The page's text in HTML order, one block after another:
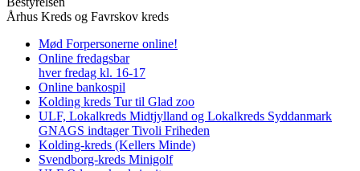
Århus Kreds og Favrskov kreds
Mød Forpersonerne online!
Online fredagsbar
hver fredag kl. 16-17
Online bankospil
Kolding kreds Tur til Glad zoo
ULF, Lokalkreds Midtjylland og Lokalkreds Syddanmark
GNAGS indtager Tivoli Friheden
Kolding-kreds (Kellers Minde)
Svendborg-kreds Minigolf